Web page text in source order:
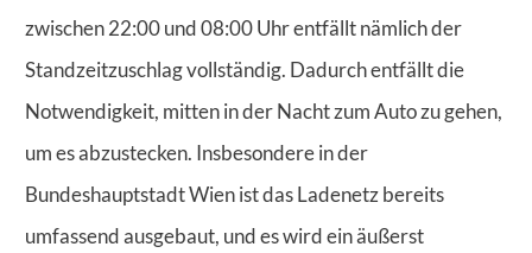
zwischen 22:00 und 08:00 Uhr entfällt nämlich der
Standzeitzuschlag vollständig. Dadurch entfällt die
Notwendigkeit, mitten in der Nacht zum Auto zu gehen,
um es abzustecken. Insbesondere in der
Bundeshauptstadt Wien ist das Ladenetz bereits
umfassend ausgebaut, und es wird ein äußerst